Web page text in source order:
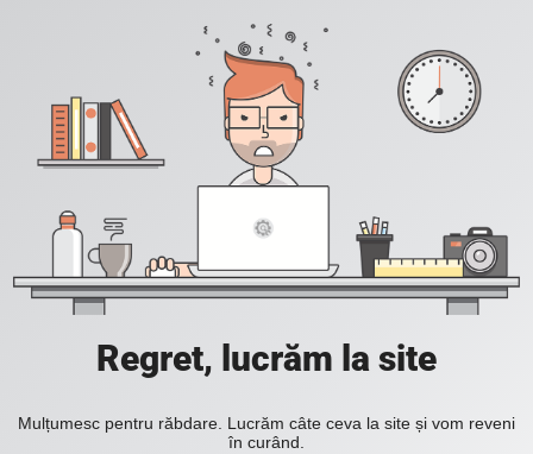
Regret, lucrăm la site
Mulțumesc pentru răbdare. Lucrăm câte ceva la site și vom reveni
în curând.